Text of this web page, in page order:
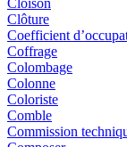
Cloison
Clôture
Coefficient
Coffrage
Colombage
Colonne
Coloriste
Comble
Commission